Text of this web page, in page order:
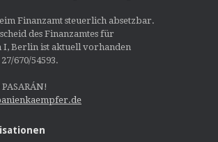
Finanzamt steuerlich absetzbar.
des Finanzamtes für
I, Berlin ist aktuell vorhanden
670/54593.